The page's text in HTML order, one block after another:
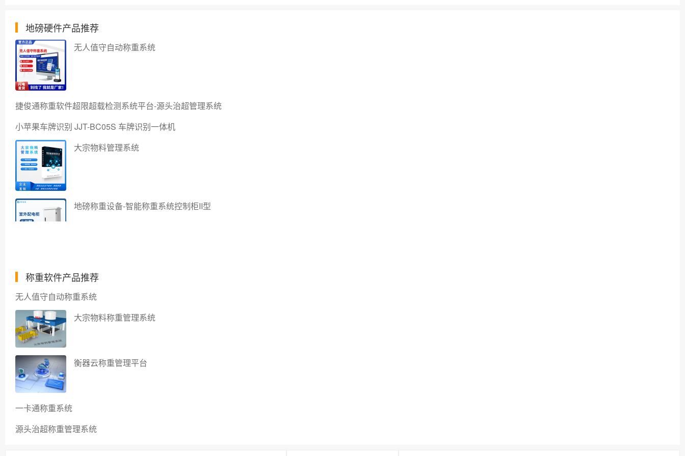
地磅硬件产品推荐
无人值守自动称重系统
捷俊通称重软件超限超载检测系统平台-源头治超管理系统
小苹果车牌识别 JJT-BC05S 车牌识别一体机
大宗物料管理系统
地磅称重设备-智能称重系统控制柜II型
称重软件产品推荐
无人值守自动称重系统
大宗物料称重管理系统
衡器云称重管理平台
一卡通称重系统
源头治超称重管理系统